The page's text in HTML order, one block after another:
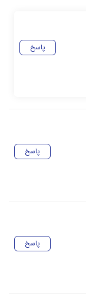
پاسخ
پاسخ
پاسخ